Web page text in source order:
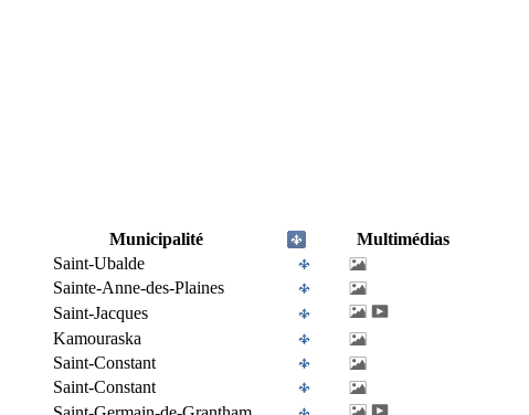
Municipalité
Multimédias
Saint-Ubalde
Sainte-Anne-des-Plaines
Saint-Jacques
Kamouraska
Saint-Constant
Saint-Constant